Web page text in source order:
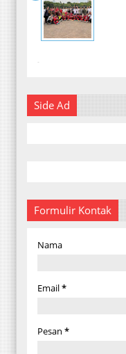
-
Side Ad
Formulir Kontak
Nama
Email*
Pesan *